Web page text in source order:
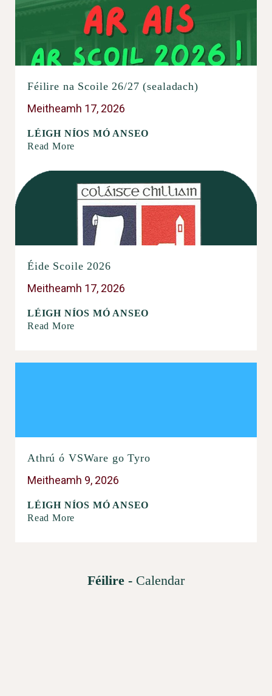
Féilire na Scoile 26/27 (sealadach)
Meitheamh 17, 2026
LÉIGH NÍOS MÓ ANSEO
Read More
Éide Scoile 2026
Meitheamh 17, 2026
LÉIGH NÍOS MÓ ANSEO
Read More
Athrú ó VSWare go Tyro
Meitheamh 9, 2026
LÉIGH NÍOS MÓ ANSEO
Read More
Féilire - Calendar